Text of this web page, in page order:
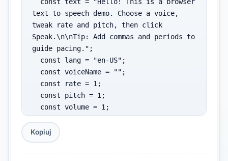
text-to-speech demo. Choose a voice,
tweak rate and pitch, then click
Speak.\n\nTip: Add commas and periods to
guide pacing.";
  const synth = window.speechSynthesis;
Kopiuj